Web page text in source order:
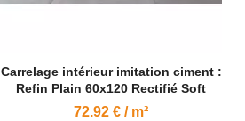
Carrelage intérieur imitation ciment :
Refin Plain 60x120 Rectifié Soft
72.92 € / m²